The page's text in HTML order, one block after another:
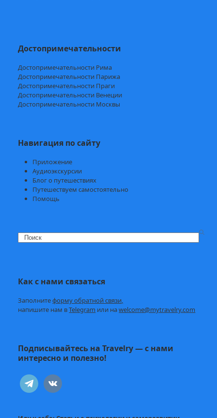
Достопримечательности
Достопримечательности Рима
Достопримечательности Парижа
Достопримечательности Праги
Достопримечательности Венеции
Достопримечательности Москвы
Навигация по сайту
Приложение
Аудиоэкскурсии
Блог о путешествиях
Путешествуем самостоятельно
Помощь
Search
Как с нами связаться
Заполнитеформу обратной связи,
напишите нам вTelegram или наwelcome@mytravelry.com
Подписывайтесь на Travelry — с нами
интересно и полезно!
telegramvkontakte